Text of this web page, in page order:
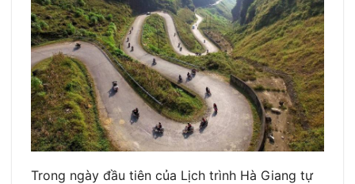
Trong ngày đầu tiên của Lịch trình Hà Giang tự